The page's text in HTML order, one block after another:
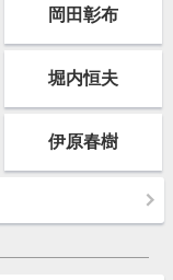
岡田彰布
堀内恒夫
伊原春樹